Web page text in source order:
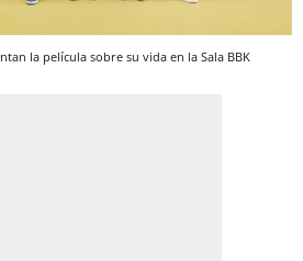
la película sobre su vida en la Sala BBK